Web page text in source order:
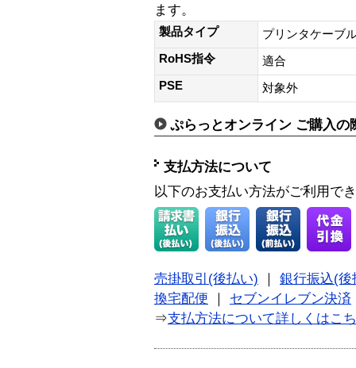
ます。
製品タイプ
プリンタケーブ
RoHS指令
適合
PSE
対象外
ぷらっとオンライン ご購入の
支払方法について
以下のお支払い方法がご利用で
売掛取引(後払い) ｜ 銀行振込(後
換宅配便 ｜ セブンイレブン決済
⇒支払方法について詳しくはこ